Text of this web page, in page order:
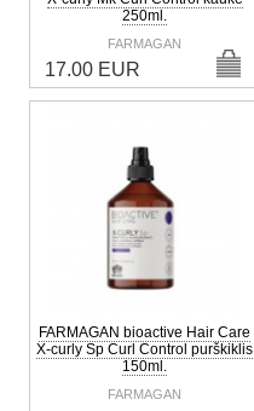
250ml.
FARMAGAN
17.00 EUR
FARMAGAN bioactive Hair Care
X-curly Sp Curl Control purškiklis
150ml.
FARMAGAN